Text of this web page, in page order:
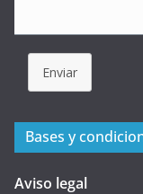
Enviar
Bases y
Aviso legal